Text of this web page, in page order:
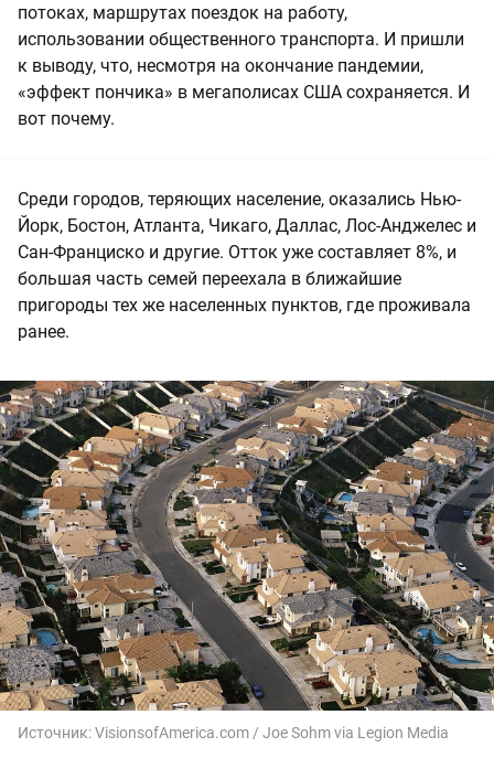
потоках, маршрутах поездок на работу,
использовании общественного транспорта. И пришли
к выводу, что, несмотря на окончание пандемии,
«эффект пончика» в мегаполисах США сохраняется. И
вот почему.
Среди городов, теряющих население, оказались Нью-
Йорк, Бостон, Атланта, Чикаго, Даллас, Лос-Анджелес и
Сан-Франциско и другие. Отток уже составляет 8%, и
большая часть семей переехала в ближайшие
пригороды тех же населенных пунктов, где проживала
ранее.
Источник:VisionsofAmerica.com / Joe Sohm via Legion Media